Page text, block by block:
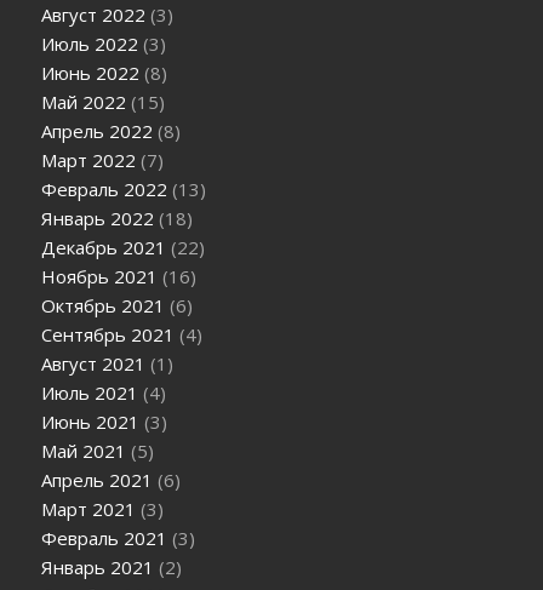
Август 2022 (3)
Июль 2022 (3)
Июнь 2022 (8)
Май 2022 (15)
Апрель 2022 (8)
Март 2022 (7)
Февраль 2022 (13)
Январь 2022 (18)
Декабрь 2021 (22)
Ноябрь 2021 (16)
Октябрь 2021 (6)
Сентябрь 2021 (4)
Август 2021 (1)
Июль 2021 (4)
Июнь 2021 (3)
Май 2021 (5)
Апрель 2021 (6)
Март 2021 (3)
Февраль 2021 (3)
Январь 2021 (2)